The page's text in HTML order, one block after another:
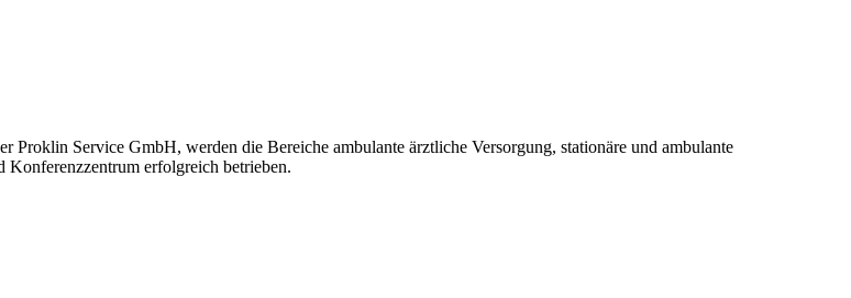
Service GmbH, werden die Bereiche ambulante ärztliche Versorgung, stationäre und ambulante
Konferenzzentrum erfolgreich betrieben.